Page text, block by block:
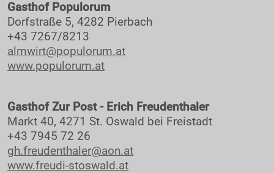
Rückblick
Live-Resultate
ORM APP
Zimmernachweis
Tickets / Verkaufstellen
Ticket AGB
Merchandise Shop
Gasthof Populorum
Dorfstraße 5, 4282 Pierbach
+43 7267/8213
almwirt@populorum.at
www.populorum.at
Gasthof Zur Post - Erich Freudenthaler
Markt 40, 4271 St. Oswald bei Freistadt
+43 7945 72 26
gh.freudenthaler@aon.at
www.freudi-stoswald.at